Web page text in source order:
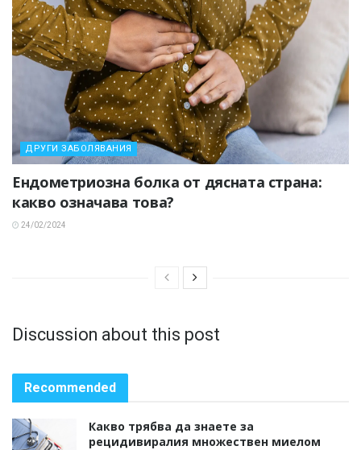
ДРУГИ ЗАБОЛЯВАНИЯ
Ендометриозна болка от дясната страна:
какво означава това?
24/02/2024
Discussion about this post
Recommended
Какво трябва да знаете за
рецидивиралия множествен миелом